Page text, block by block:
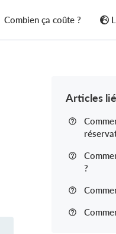
Combien ça coûte ?
Articles
?